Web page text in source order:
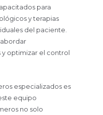
para
y terapias
del paciente.
optimizar el control
especializados es
equipo
no solo